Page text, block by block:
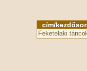
cím/
Feketelaki